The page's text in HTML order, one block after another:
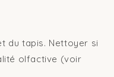
du tapis. Nettoyer si
olfactive (voir